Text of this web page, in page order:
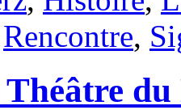
Rencontre,